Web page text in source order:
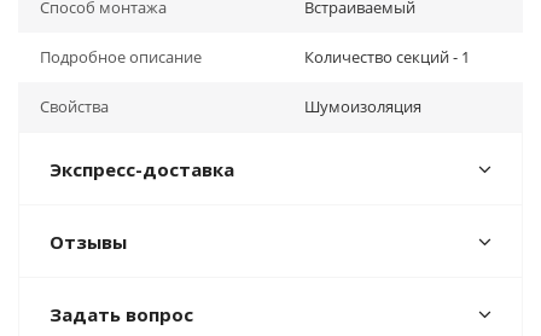
Способ монтажа Встраиваемый
Подробное описание Количество секций - 1
Свойства Шумоизоляция
Экспресс-доставка
Отзывы
Задать вопрос